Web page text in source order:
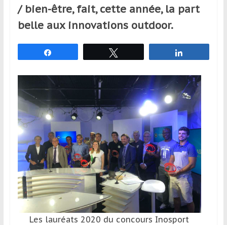
de
sport,
déplacent
en
France
l’étranger
pour
assouvir
leur
passion,
tout
en
profitant
/ bien-être, fait, cette année, la part
belle aux innovations outdoor.
Les lauréats 2020 du concours Inosport